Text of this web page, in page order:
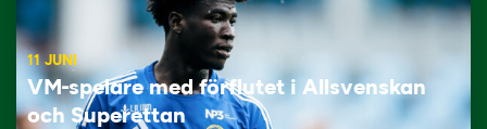
11 JUNI
VM-spelare med förflutet i Allsvenskan
och Superettan